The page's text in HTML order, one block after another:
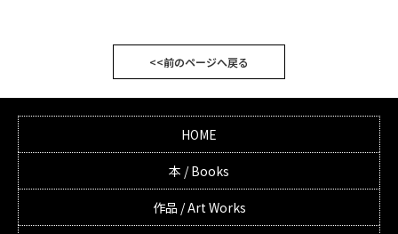
<<前のページへ戻る
HOME
本 / Books
作品 / Art Works